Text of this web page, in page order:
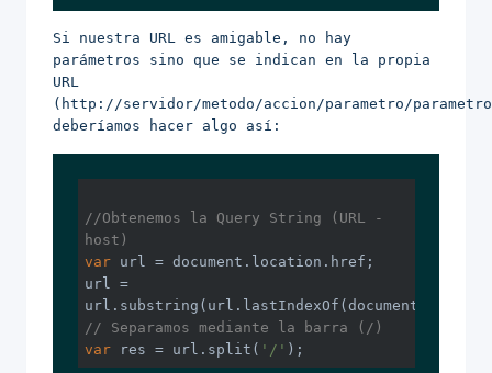
Si nuestra URL es amigable, no hay
parámetros sino que se indican en la propia
URL
(http://servidor/metodo/accion/parametro/
deberíamos hacer algo así:
//Obtenemos la Query String (URL -
host)
var
url = document
url
=
url .substring( url .lastIndexOf( document
// Separamos mediante la barra (/)
var res = url .split( '/' );